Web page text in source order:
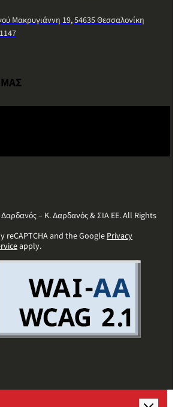
Μακρυγιάννη 19, 54635 Θεσσαλονίκη
– Κ. Δαρδανός & ΣΙΑ ΕΕ. All Rights
reCAPTCHA and the GooglePrivacy
apply.